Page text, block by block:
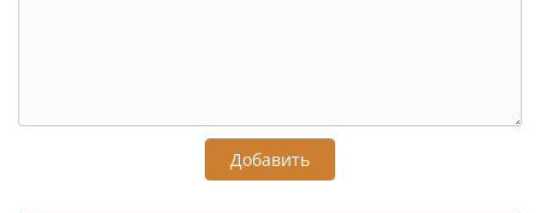
Добавить